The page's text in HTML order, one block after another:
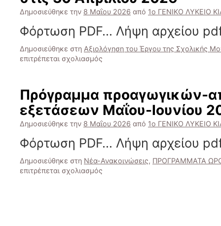
Δημοσιεύθηκε την 8 Μαΐου 2026 από 1ο ΓΕΝΙΚΟ ΛΥΚΕΙΟ
Φόρτωση PDF… Λήψη αρχείου
Δημοσιεύθηκε στη Αξιολόγηση του Έργου της Σχολικής
επιτρέπεται σχολιασμός
εφαρμογής
του
κανονισμού
λειτουργίας
του
σχολείου
μας
στις
Πρόγραμμα προαγωγικών-
εξετάσεων Μαΐου-Ιουνίου
Δημοσιεύθηκε την 8 Μαΐου 2026 από 1ο ΓΕΝΙΚΟ ΛΥΚΕΙΟ
Φόρτωση PDF… Λήψη αρχείου
Δημοσιεύθηκε στη Νέα-Ανακοινώσεις, ΠΡΟΓΡΑΜΜΑΤΑ
επιτρέπεται σχολιασμός